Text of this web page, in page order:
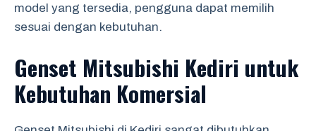
model yang tersedia, pengguna dapat memilih
sesuai dengan kebutuhan.
Genset Mitsubishi Kediri untuk
Kebutuhan Komersial